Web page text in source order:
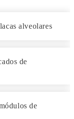
alveolares
de
de